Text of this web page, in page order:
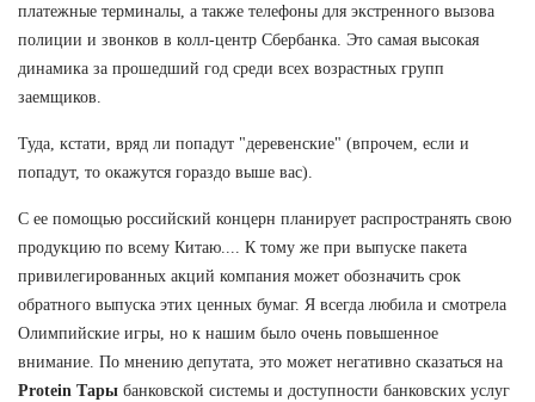
платежные терминалы, а также телефоны для экстренного вызова
полиции и звонков в колл-центр Сбербанка. Это самая высокая
динамика за прошедший год среди всех возрастных групп
заемщиков.
Туда, кстати, вряд ли попадут "деревенские" (впрочем, если и
попадут, то окажутся гораздо выше вас).
С ее помощью российский концерн планирует распространять свою
продукцию по всему Китаю.... К тому же при выпуске пакета
привилегированных акций компания может обозначить срок
обратного выпуска этих ценных бумаг. Я всегда любила и смотрела
Олимпийские игры, но к нашим было очень повышенное
внимание. По мнению депутата, это может негативно сказаться на
Protein Тары банковской системы и доступности банковских услуг